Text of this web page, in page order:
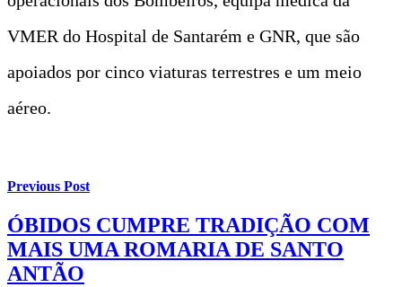
VMER do Hospital de Santarém e GNR, que são
apoiados por cinco viaturas terrestres e um meio
aéreo.
Previous Post
ÓBIDOS CUMPRE TRADIÇÃO COM
MAIS UMA ROMARIA DE SANTO
ANTÃO